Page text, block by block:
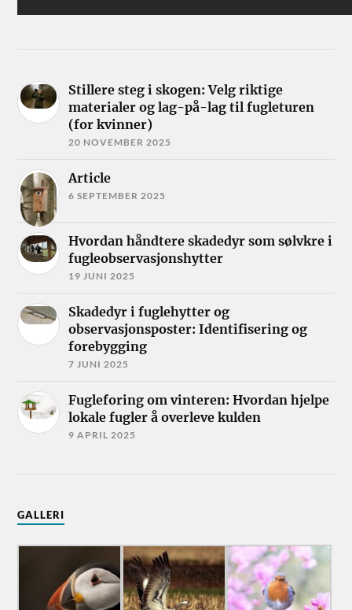
Stillere steg i skogen: Velg riktige
materialer og lag-på-lag til fugleturen
(for kvinner)
20 NOVEMBER 2025
Article
6 SEPTEMBER 2025
Hvordan håndtere skadedyr som sølvkre i
fugleobservasjonshytter
19 JUNI 2025
Skadedyr i fuglehytter og
observasjonsposter: Identifisering og
forebygging
7 JUNI 2025
Fugleforing om vinteren: Hvordan hjelpe
lokale fugler å overleve kulden
9 APRIL 2025
GALLERI